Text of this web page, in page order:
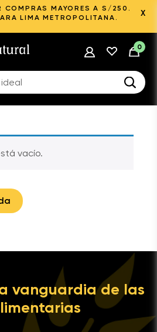
COMPRAS MAYORES A S/250.
LIMA METROPOLITANA.
X
0
vacío.
vanguardia de las